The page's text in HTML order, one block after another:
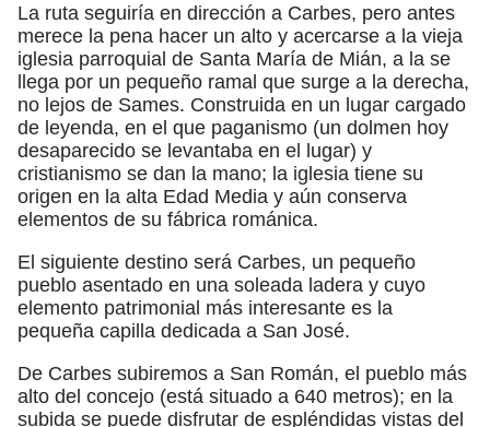
La ruta seguiría en dirección a Carbes, pero antes
merece la pena hacer un alto y acercarse a la vieja
iglesia parroquial de Santa María de Mián, a la se
llega por un pequeño ramal que surge a la derecha,
no lejos de Sames. Construida en un lugar cargado
de leyenda, en el que paganismo (un dolmen hoy
desaparecido se levantaba en el lugar) y
cristianismo se dan la mano; la iglesia tiene su
origen en la alta Edad Media y aún conserva
elementos de su fábrica románica.
El siguiente destino será Carbes, un pequeño
pueblo asentado en una soleada ladera y cuyo
elemento patrimonial más interesante es la
pequeña capilla dedicada a San José.
De Carbes subiremos a San Román, el pueblo más
alto del concejo (está situado a 640 metros); en la
subida se puede disfrutar de espléndidas vistas del